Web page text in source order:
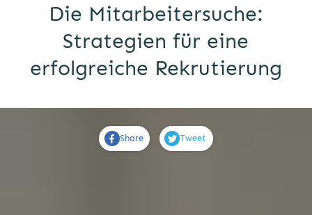
Die Mitarbeitersuche:
Strategien für eine
erfolgreiche Rekrutierung
Share Tweet